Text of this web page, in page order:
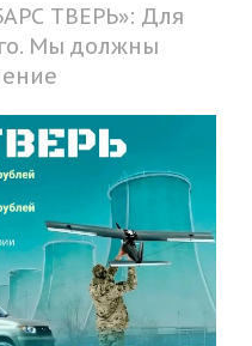
ТВЕРЬ»: Для
Мы должны